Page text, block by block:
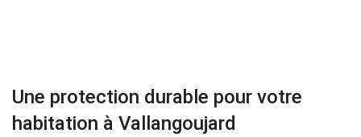
Une protection durable pour votre
habitation à Vallangoujard